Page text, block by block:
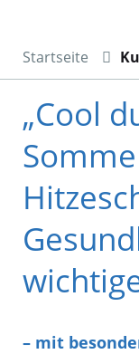
Startseite
„Cool
– mit